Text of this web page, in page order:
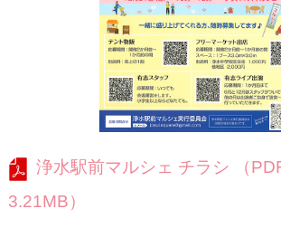
浄水駅前マルシェ チラシ （
3.21MB）